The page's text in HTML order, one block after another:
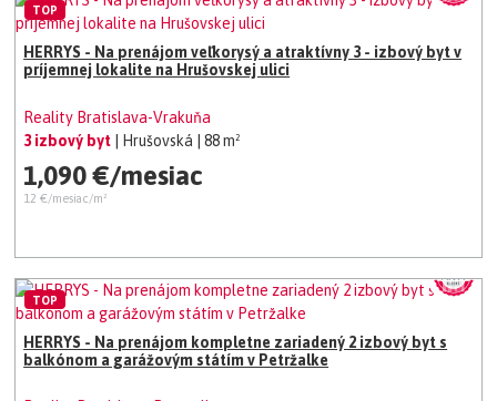
HERRYS - Na prenájom veľkorysý a atraktívny 3 - izbový byt v
príjemnej lokalite na Hrušovskej ulici
Reality Bratislava-Vrakuňa
3 izbový byt
| Hrušovská | 88 m²
1,090 €/mesiac
12 €/mesiac/m²
TOP
HERRYS - Na prenájom kompletne zariadený 2 izbový byt s
balkónom a garážovým státím v Petržalke
TOP